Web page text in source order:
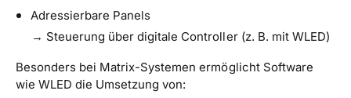
Adressierbare Panels
→ Steuerung über digitale Controller (z. B. mit WLED)
Besonders bei Matrix-Systemen ermöglicht Software
wie WLED die Umsetzung von: